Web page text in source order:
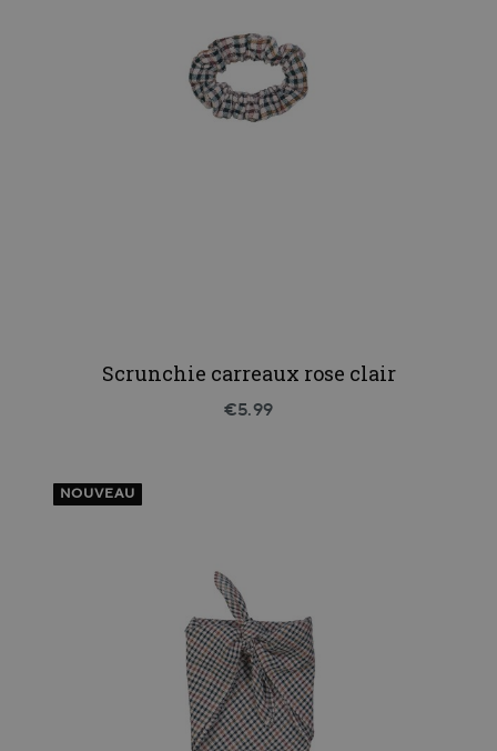
Scrunchie carreaux rose clair
€5.99
NOUVEAU